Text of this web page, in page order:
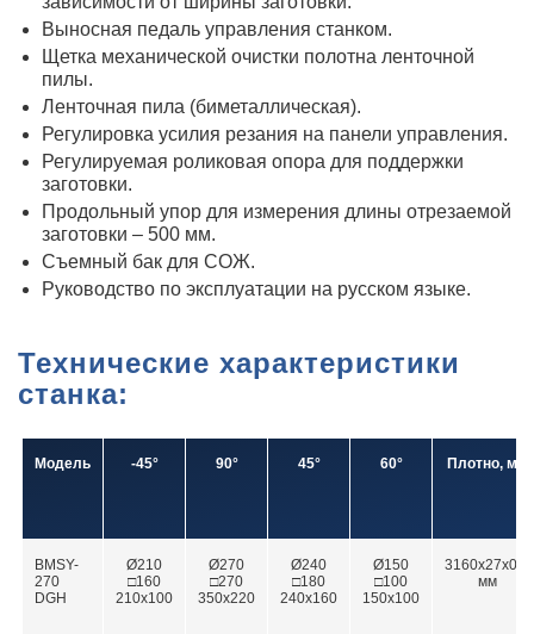
Выносная педаль управления станком.
Щетка механической очистки полотна ленточной
пилы.
Ленточная пила (биметаллическая).
Регулировка усилия резания на панели управления.
Регулируемая роликовая опора для поддержки
заготовки.
Продольный упор для измерения длины отрезаемой
заготовки – 500 мм.
Съемный бак для СОЖ.
Руководство по эксплуатации на русском языке.
Технические характеристики
станка:
Модель -45° 90° 45° 60° Плотно, мм
BMSY-
270
DGH
Ø210
□160
210x100
Ø270
□270
350х220
Ø240
□180
240х160
Ø150
□100
150x100
3160х27х0,9
мм